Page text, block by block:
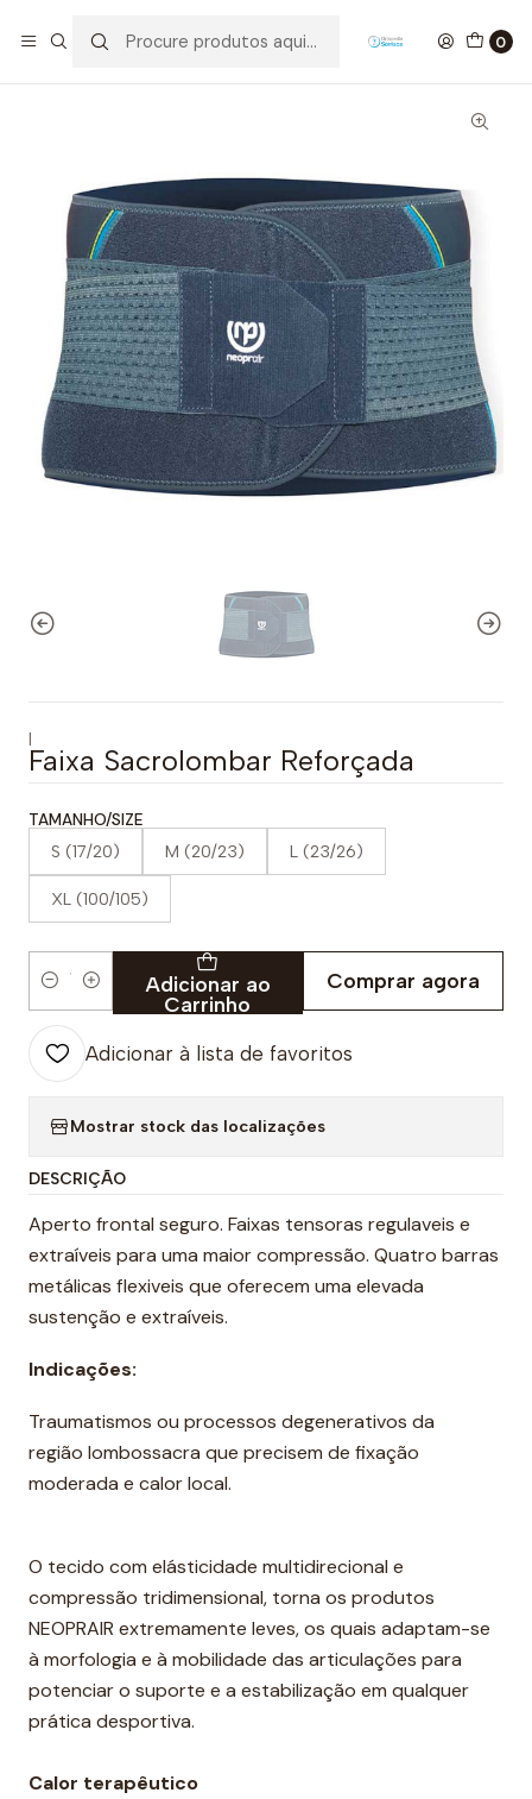
0
|
Faixa Sacrolombar Reforçada
TAMANHO/SIZE
S (17/20) M (20/23) L (23/26)
XL (100/105)
Quantidade
Adicionar ao
Carrinho
Comprar agora
Adicionar à lista de favoritos
Mostrar stock das localizações
DESCRIÇÃO
Aperto frontal seguro. Faixas tensoras regulaveis e
extraíveis para uma maior compressão. Quatro barras
metálicas flexiveis que oferecem uma elevada
sustenção e extraíveis.
Indicações:
Traumatismos ou processos degenerativos da
região lombossacra que precisem de fixação
moderada e calor local.
O tecido com elásticidade multidirecional e
compressão tridimensional, torna os produtos
NEOPRAIR extremamente leves, os quais adaptam-se
à morfologia e à mobilidade das articulações para
potenciar o suporte e a estabilização em qualquer
prática desportiva.
Calor terapêutico